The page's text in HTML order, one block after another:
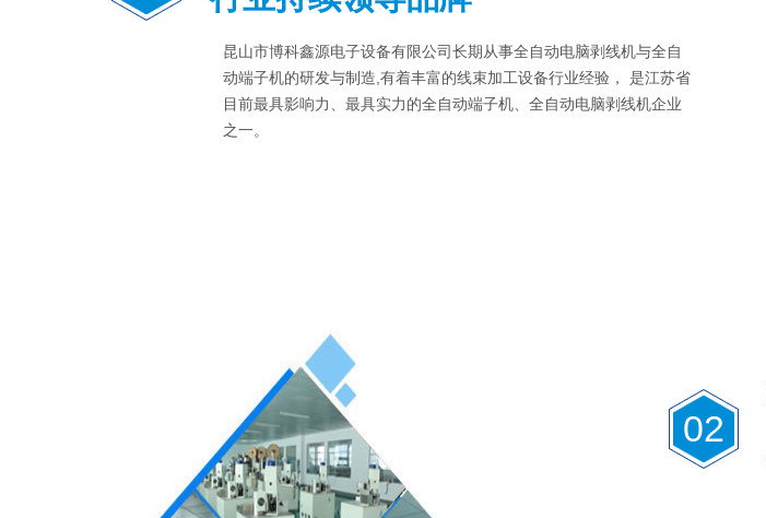
昆山市博科鑫源电子设备有限公司长期从事全自动电脑剥线机与全自
动端子机的研发与制造,有着丰富的线束加工设备行业经验， 是江苏省
目前最具影响力、最具实力的全自动端子机、全自动电脑剥线机企业
之一。
02